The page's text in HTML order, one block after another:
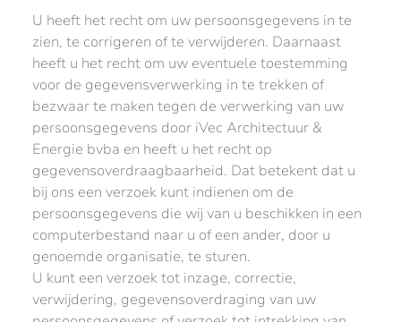
U heeft het recht om uw persoonsgegevens in te
zien, te corrigeren of te verwijderen. Daarnaast
heeft u het recht om uw eventuele toestemming
voor de gegevensverwerking in te trekken of
bezwaar te maken tegen de verwerking van uw
persoonsgegevens door iVec Architectuur &
Energie bvba en heeft u het recht op
gegevensoverdraagbaarheid. Dat betekent dat u
bij ons een verzoek kunt indienen om de
persoonsgegevens die wij van u beschikken in een
computerbestand naar u of een ander, door u
genoemde organisatie, te sturen.
U kunt een verzoek tot inzage, correctie,
verwijdering, gegevensoverdraging van uw